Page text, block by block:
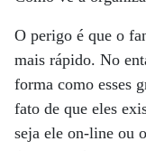
O perigo é que o
mais rápido. No
forma como esses
fato de que eles
seja ele on-line ou